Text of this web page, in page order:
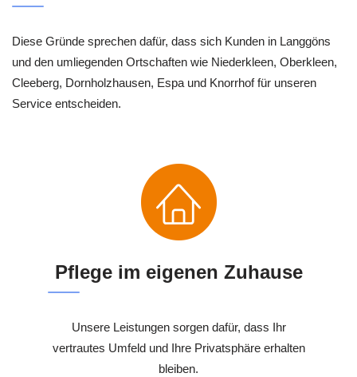
Diese Gründe sprechen dafür, dass sich Kunden in Langgöns
und den umliegenden Ortschaften wie Niederkleen, Oberkleen,
Cleeberg, Dornholzhausen, Espa und Knorrhof für unseren
Service entscheiden.
Pflege im eigenen Zuhause
Unsere Leistungen sorgen dafür, dass Ihr
vertrautes Umfeld und Ihre Privatsphäre erhalten
bleiben.